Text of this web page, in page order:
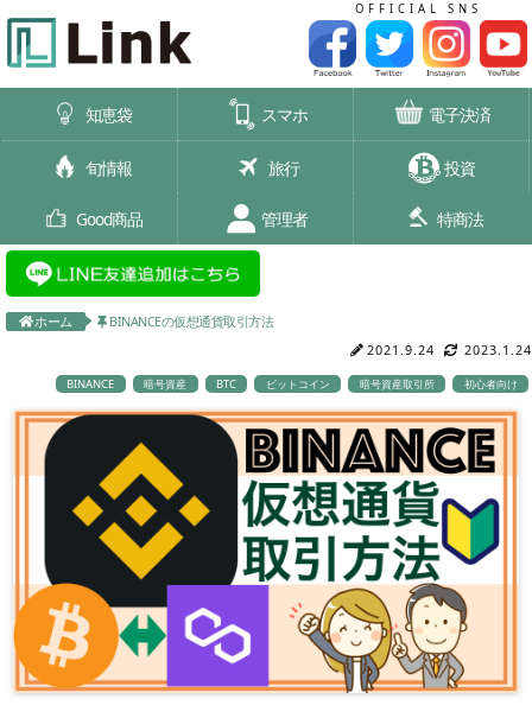
OFFICIAL SNS
知恵袋 スマホ 電子決済
旬情報 旅行 投資
Good商品 管理者 特商法
ホーム
BINANCEの仮想通貨取引方法
2021.9.24
2023.1.24
初心者向け
暗号資産取引所
ビットコイン
BTC
暗号資産
BINANCE